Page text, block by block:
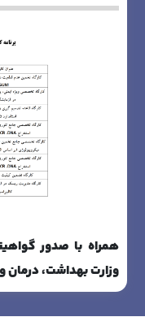
همراه با صدور
وزارت بهداشت،